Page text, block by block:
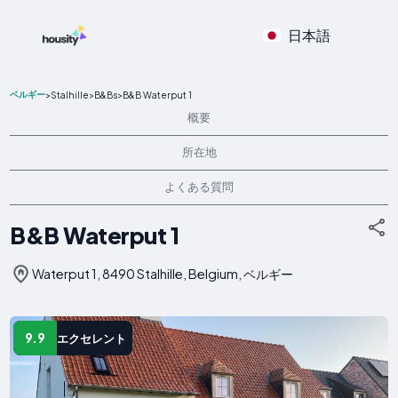
日本語
ベルギー>Stalhille>B&Bs>B&B Waterput 1
概要
所在地
よくある質問
B&B Waterput 1
Waterput 1, 8490 Stalhille, Belgium, ベルギー
9.9 エクセレント